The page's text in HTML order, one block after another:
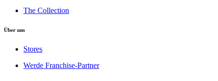
The Collection
Über uns
Stores
Werde Franchise-Partner